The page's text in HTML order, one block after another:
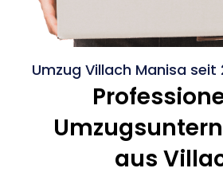
Umzug Villach Manisa seit
aus